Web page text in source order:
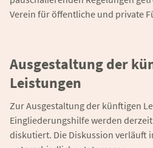
Verein für öffentliche und private
Ausgestaltung der
Leistungen
Zur Ausgestaltung der künftigen
Eingliederungshilfe werden
diskutiert. Die Diskussion verläuft